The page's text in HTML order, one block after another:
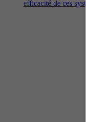
efficacité de ces systèmes?